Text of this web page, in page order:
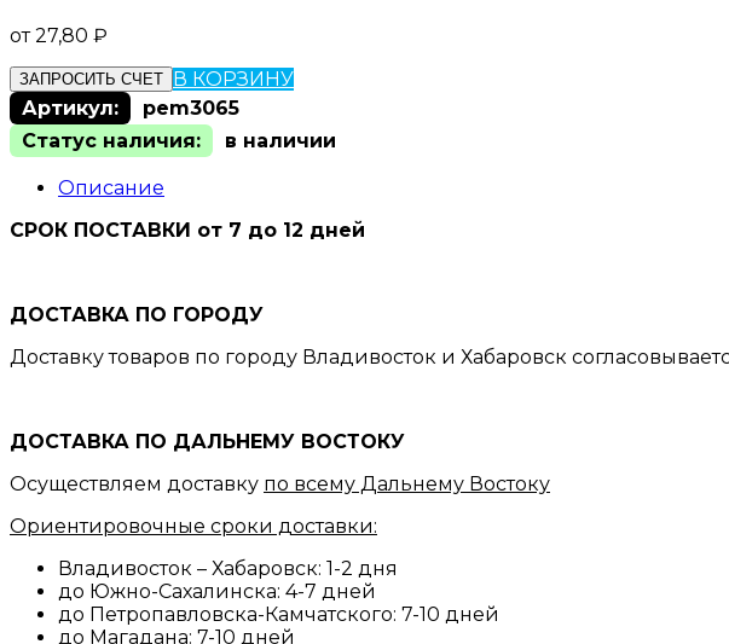
от27,80 ₽
ЗАПРОСИТЬ СЧЕТ В КОРЗИНУ
Артикул:
pem3065
Статус наличия:
в наличии
Описание
СРОК ПОСТАВКИ от 7 до 12 дней
ДОСТАВКА ПО ГОРОДУ
Доставку товаров по городу Владивосток и Хабаровск
ДОСТАВКА ПО ДАЛЬНЕМУ ВОСТОКУ
Осуществляем доставку по всему Дальнему Востоку
Ориентировочные сроки доставки:
Владивосток – Хабаровск: 1-2 дня
до Южно-Сахалинска: 4-7 дней
до Петропавловска-Камчатского: 7-10 дней
до Магадана: 7-10 дней